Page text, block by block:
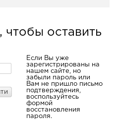
чтобы оставить
Если Вы уже
зарегистрированы на
нашем сайте, но
забыли пароль или
Вам не пришло письмо
подтверждения,
воспользуйтесь
формой
восстановления
пароля.